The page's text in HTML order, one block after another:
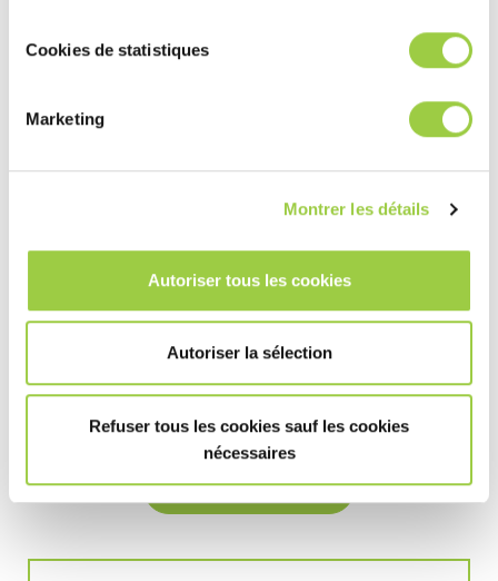
Cookies de statistiques
Marketing
Montrer les détails
Autoriser tous les cookies
Autoriser la sélection
Refuser tous les cookies sauf les cookies
nécessaires
équipements en contact avec l’oxygène
Détergent pour le processus de pulvérisation et
d’immersion
Efficacité élevée même à faible concentration
En savoir plus